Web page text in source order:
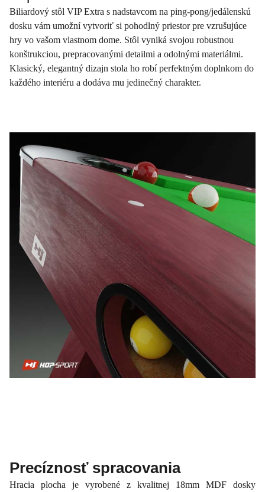
Biliardový stôl VIP Extra s nadstavcom na ping-pong/jedálenskú
dosku vám umožní vytvoriť si pohodlný priestor pre vzrušujúce
hry vo vašom vlastnom dome. Stôl vyniká svojou robustnou
konštrukciou, prepracovanými detailmi a odolnými materiálmi.
Klasický, elegantný dizajn stola ho robí perfektným doplnkom do
každého interiéru a dodáva mu jedinečný charakter.
Precíznosť spracovania
Hracia plocha je vyrobené z kvalitnej 18mm MDF dosky